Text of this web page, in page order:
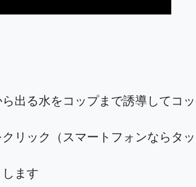
出る水をコップまで誘導してコ
リック（スマートフォンならタ
ます